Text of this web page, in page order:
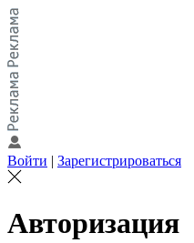
Войти | Зарегистрироваться
Авторизация